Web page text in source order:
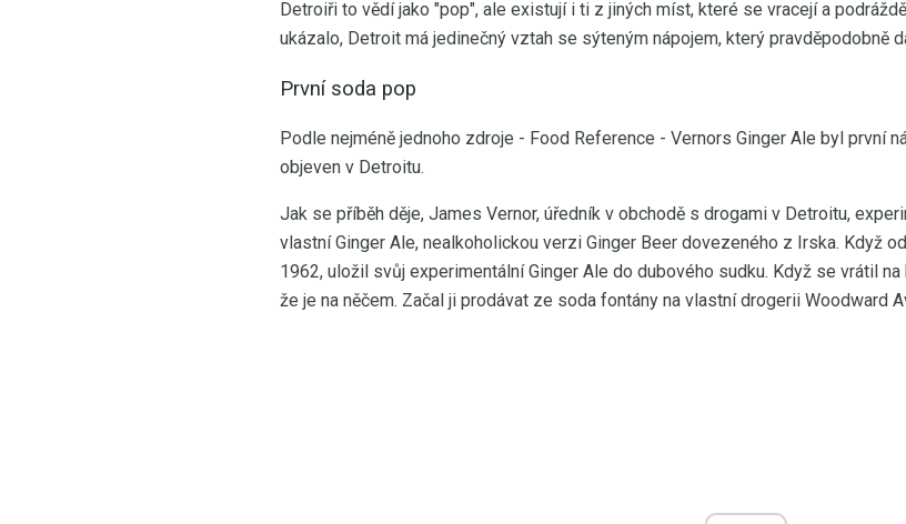
Detroiři to vědí jako "pop", ale existují i ​​ti z jiných míst, které se vracejí a
ukázalo, Detroit má jedinečný vztah se sýteným nápojem, který pravděpodobně
První soda pop
Podle nejméně jednoho zdroje - Food Reference - Vernors Ginger Ale byl první
objeven v Detroitu.
Jak se příběh děje, James Vernor, úředník v obchodě s drogami v Detroitu,
vlastní Ginger Ale, nealkoholickou verzi Ginger Beer dovezeného z Irska. Když
1962, uložil svůj experimentální Ginger Ale do dubového sudku. Když se vrátil
že je na něčem. Začal ji prodávat ze soda fontány na vlastní drogerii Woodward